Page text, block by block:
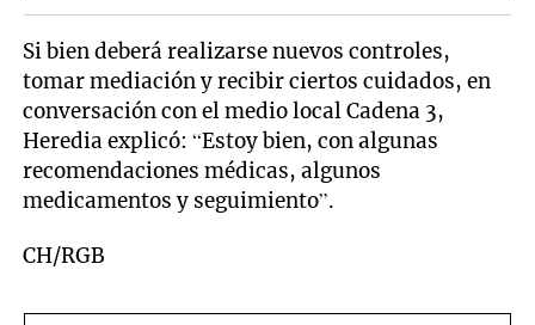
Si bien deberá realizarse nuevos controles,
tomar mediación y recibir ciertos cuidados, en
conversación con el medio local Cadena 3,
Heredia explicó: “Estoy bien, con algunas
recomendaciones médicas, algunos
medicamentos y seguimiento”.
CH/RGB